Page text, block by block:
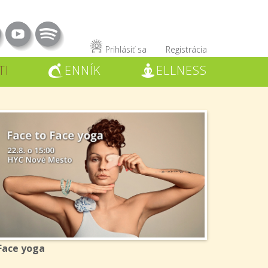
Prihlásiť sa Registrácia
ENNÍK ELLNESS
yoga